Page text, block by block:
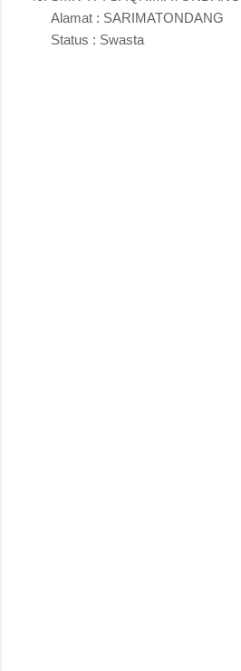
Alamat : SARIMATONDANG
Status : Swasta